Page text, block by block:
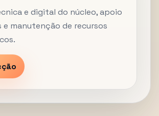
e digital do núcleo, apoio
e manutenção de recursos